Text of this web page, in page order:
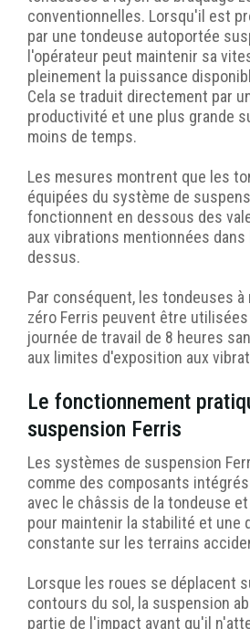
conventionnelles. Lorsqu'il est
par une tondeuse autoportée
l'opérateur peut maintenir sa
pleinement la puissance
Cela se traduit directement par
productivité et une plus grande
moins de temps.
Les mesures montrent que les
équipées du système de
fonctionnent en dessous des
aux vibrations mentionnées
dessus.
Par conséquent, les tondeuses à
zéro Ferris peuvent être
journée de travail de 8 heures
aux limites d'exposition aux
Le fonctionnement
suspension Ferris
Les systèmes de suspension
comme des composants
avec le châssis de la tondeuse
pour maintenir la stabilité et une
constante sur les terrains
Lorsque les roues se déplacent
contours du sol, la suspension
partie de l'impact avant qu'il